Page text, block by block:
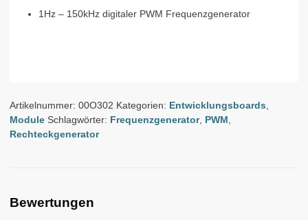
1Hz – 150kHz digitaler PWM Frequenzgenerator
Artikelnummer: 00O302 Kategorien: Entwicklungsboards
Module Schlagwörter: Frequenzgenerator, PWM
Rechteckgenerator
Bewertungen